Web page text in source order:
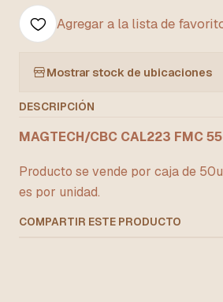
Agregar a la lista de
Mostrar stock de ubicaciones
DESCRIPCIÓN
MAGTECH/CBC CAL223 FMC
Producto se vende por caja de
es por unidad.
COMPARTIR ESTE PRODUCTO